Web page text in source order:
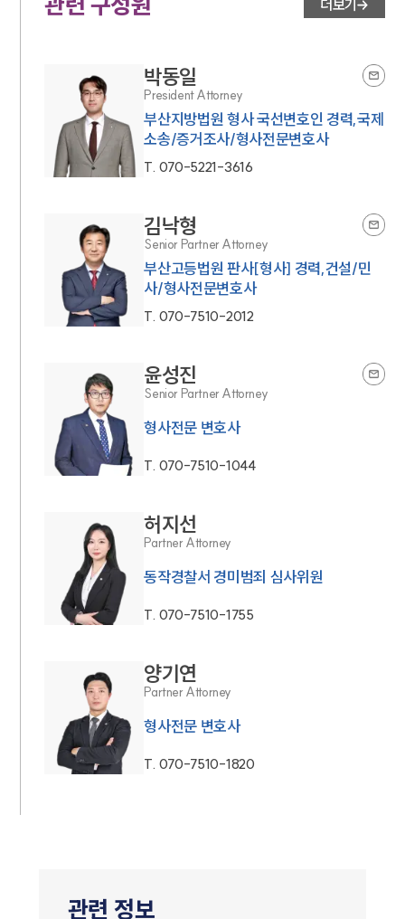
더보기
박동일
President Attorney
부산지방법원 형사 국선변호인 경력,국제
소송/증거조사/형사전문변호사
T. 070-5221-3616
김낙형
Senior Partner Attorney
부산고등법원 판사[형사] 경력,건설/민
사/형사전문변호사
T. 070-7510-2012
윤성진
Senior Partner Attorney
형사전문 변호사
T. 070-7510-1044
허지선
Partner Attorney
동작경찰서 경미범죄 심사위원
T. 070-7510-1755
양기연
Partner Attorney
형사전문 변호사
T. 070-7510-1820
관련 정보